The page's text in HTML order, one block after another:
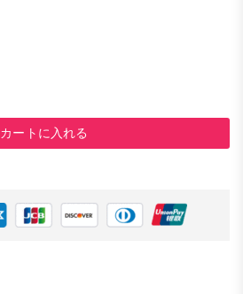
カートに入れる